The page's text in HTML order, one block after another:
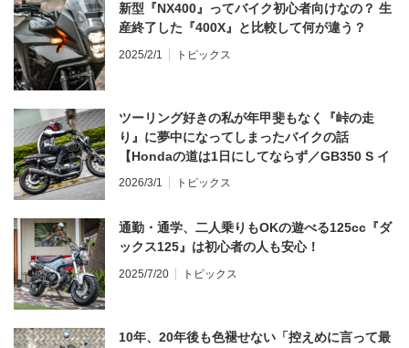
新型『NX400』ってバイク初心者向けなの？ 生
産終了した『400X』と比較して何が違う？
2025/2/1 トピックス
ツーリング好きの私が年甲斐もなく『峠の走
り』に夢中になってしまったバイクの話
【Hondaの道は1日にしてならず／GB350 S イ
ンプレ・レビュー 前編】
2026/3/1 トピックス
通勤・通学、二人乗りもOKの遊べる125cc『ダ
ックス125』は初心者の人も安心！
2025/7/20 トピックス
10年、20年後も色褪せない「控えめに言って最